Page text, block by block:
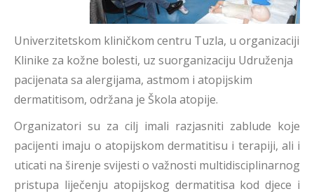
Univerzitetskom kliničkom centru Tuzla, u organizaciji
Klinike za kožne bolesti, uz suorganizaciju Udruženja
pacijenata sa alergijama, astmom i atopijskim
dermatitisom, održana je Škola atopije.
Organizatori su za cilj imali razjasniti zablude koje
pacijenti imaju o atopijskom dermatitisu i terapiji, ali i
uticati na širenje svijesti o važnosti multidisciplinarnog
pristupa liječenju atopijskog dermatitisa kod djece i